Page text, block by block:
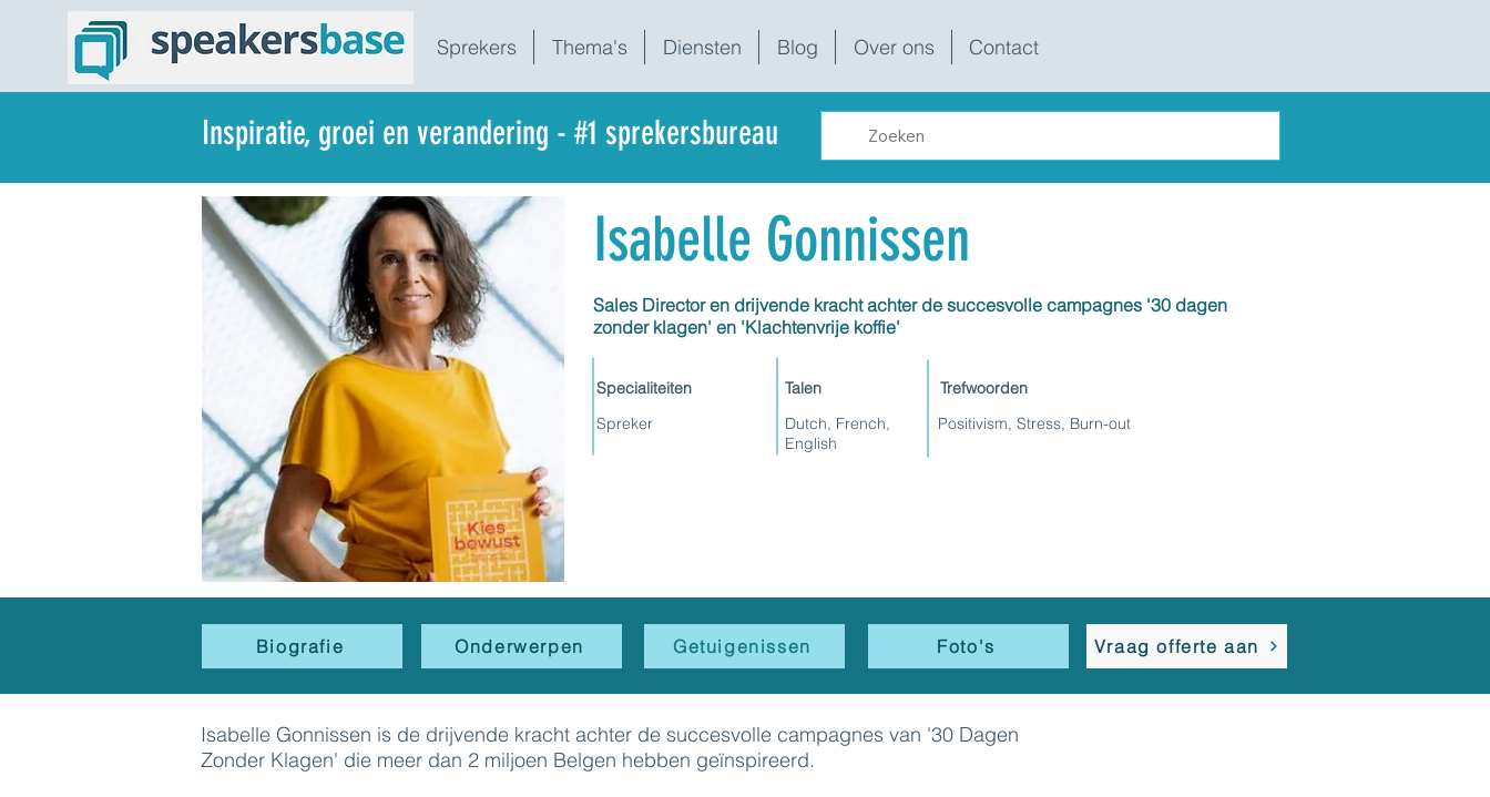
Sprekers Thema's Diensten Blog Over ons Contact
Isabelle Gonnissen
Sales Director en drijvende kracht achter de succesvolle campagnes '30 dagen
zonder klagen' en 'Klachtenvrije koffie'
Specialiteiten Talen
Trefwoorden
Spreker
Dutch, French,
English
Positivism, Stress, Burn-out
Biografie Onderwerpen Getuigenissen Foto's Vraag offerte aan
Isabelle Gonnissen is de drijvende kracht achter de succesvolle campagnes van '30 Dagen
Zonder Klagen' die meer dan 2 miljoen Belgen hebben geïnspireerd.
Inspiratie, groei en verandering - #1 sprekersbureau